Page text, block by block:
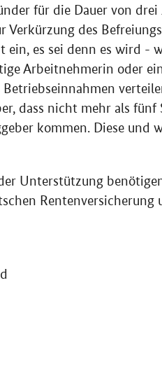
für die Dauer von
des
es sei denn es wird -
Arbeitnehmerin oder
dass nicht mehr als fünf
kommen. Diese und
Unterstützung
Rentenversicherung